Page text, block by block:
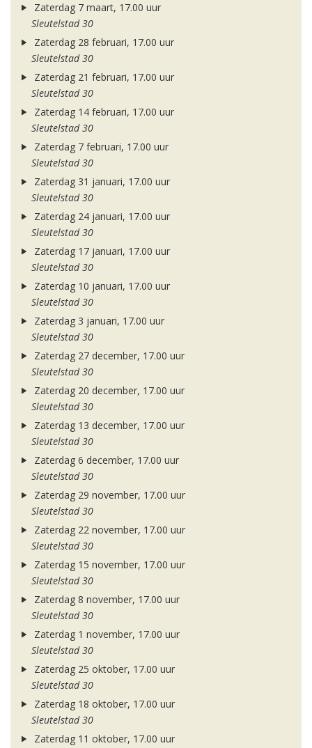
Zaterdag 7 maart, 17.00 uur
Sleutelstad 30
Zaterdag 28 februari, 17.00 uur
Sleutelstad 30
Zaterdag 21 februari, 17.00 uur
Sleutelstad 30
Zaterdag 14 februari, 17.00 uur
Sleutelstad 30
Zaterdag 7 februari, 17.00 uur
Sleutelstad 30
Zaterdag 31 januari, 17.00 uur
Sleutelstad 30
Zaterdag 24 januari, 17.00 uur
Sleutelstad 30
Zaterdag 17 januari, 17.00 uur
Sleutelstad 30
Zaterdag 10 januari, 17.00 uur
Sleutelstad 30
Zaterdag 3 januari, 17.00 uur
Sleutelstad 30
Zaterdag 27 december, 17.00 uur
Sleutelstad 30
Zaterdag 20 december, 17.00 uur
Sleutelstad 30
Zaterdag 13 december, 17.00 uur
Sleutelstad 30
Zaterdag 6 december, 17.00 uur
Sleutelstad 30
Zaterdag 29 november, 17.00 uur
Sleutelstad 30
Zaterdag 22 november, 17.00 uur
Sleutelstad 30
Zaterdag 15 november, 17.00 uur
Sleutelstad 30
Zaterdag 8 november, 17.00 uur
Sleutelstad 30
Zaterdag 1 november, 17.00 uur
Sleutelstad 30
Zaterdag 25 oktober, 17.00 uur
Sleutelstad 30
Zaterdag 18 oktober, 17.00 uur
Sleutelstad 30
Zaterdag 11 oktober, 17.00 uur